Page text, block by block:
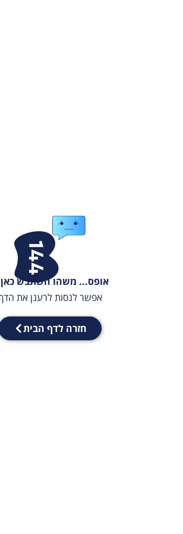
אופס... משהו השתבש
אפשר לנסות לרענן את
חזרה לדף הבית